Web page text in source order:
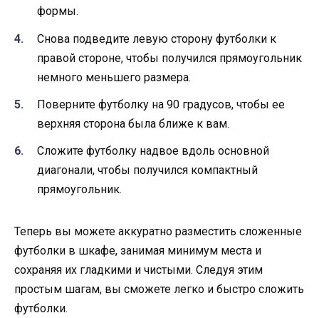
формы.
Снова подведите левую сторону футболки к
правой стороне, чтобы получился прямоугольник
немного меньшего размера.
Поверните футболку на 90 градусов, чтобы ее
верхняя сторона была ближе к вам.
Сложите футболку надвое вдоль основной
диагонали, чтобы получился компактный
прямоугольник.
Теперь вы можете аккуратно разместить сложенные
футболки в шкафе, занимая минимум места и
сохраняя их гладкими и чистыми. Следуя этим
простым шагам, вы сможете легко и быстро сложить
футболки.